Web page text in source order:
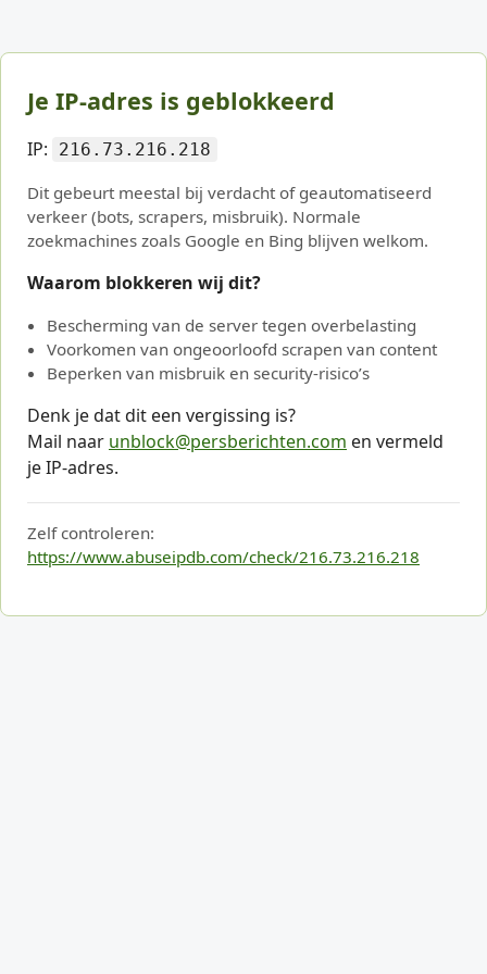
Je IP-adres is geblokkeerd
IP: 216.73.216.218
Dit gebeurt meestal bij verdacht of geautomatiseerd
verkeer (bots, scrapers, misbruik). Normale
zoekmachines zoals Google en Bing blijven welkom.
Waarom blokkeren wij dit?
Bescherming van de server tegen overbelasting
Voorkomen van ongeoorloofd scrapen van content
Beperken van misbruik en security-risico’s
Denk je dat dit een vergissing is?
Mail naar unblock@persberichten.com en vermeld
je IP-adres.
Zelf controleren:
https://www.abuseipdb.com/check/216.73.216.218